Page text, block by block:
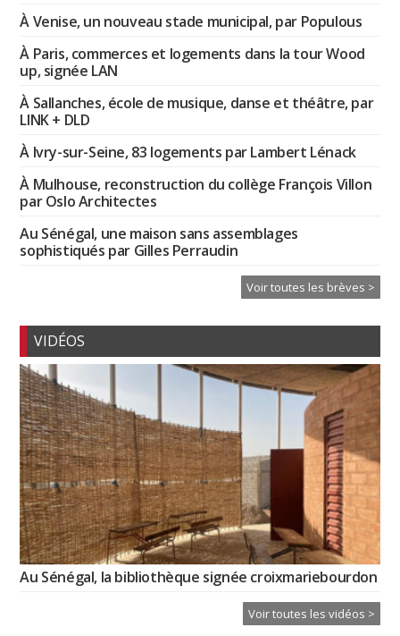
À Venise, un nouveau stade municipal, par Populous
À Paris, commerces et logements dans la tour Wood
up, signée LAN
À Sallanches, école de musique, danse et théâtre, par
LINK + DLD
À Ivry-sur-Seine, 83 logements par Lambert Lénack
À Mulhouse, reconstruction du collège François Villon
par Oslo Architectes
Au Sénégal, une maison sans assemblages
sophistiqués par Gilles Perraudin
Voir toutes les brèves >
VIDÉOS
Au Sénégal, la bibliothèque signée croixmariebourdon
Voir toutes les vidéos >